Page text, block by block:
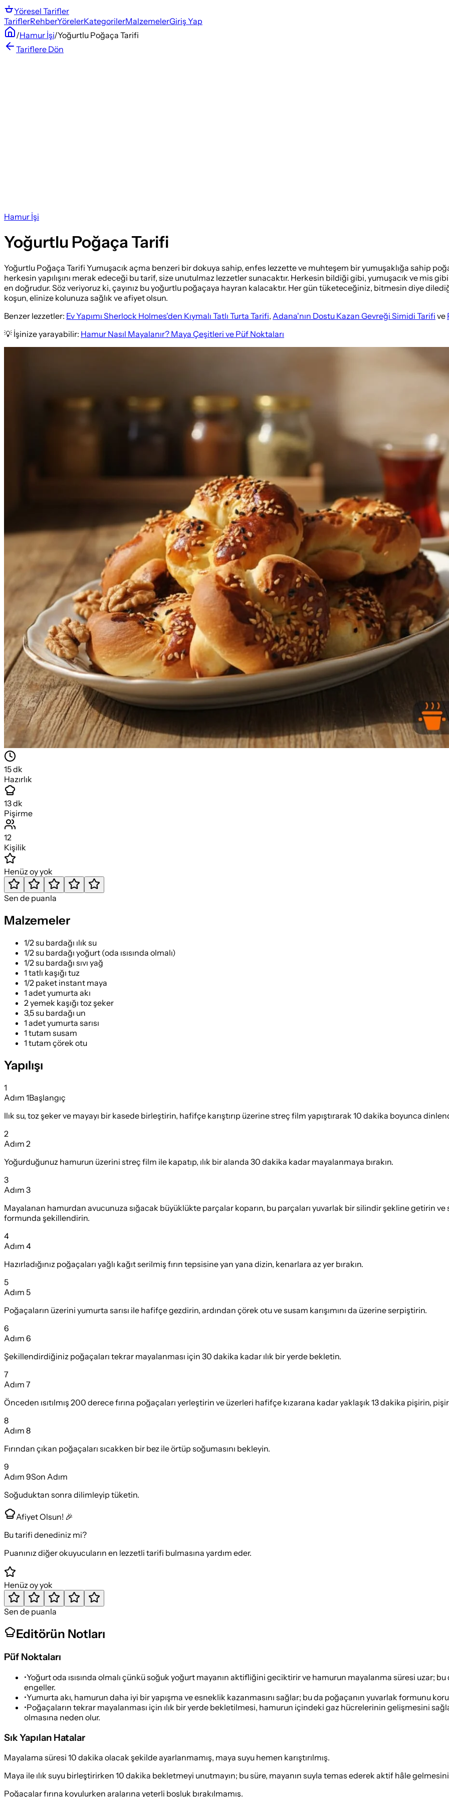
Yöresel Tarifler
TariflerRehberYörelerKategorilerMalzemelerGiriş Yap
/Hamur İşi/Yoğurtlu Poğaça Tarifi
Tariflere Dön
Hamur İşi
Yoğurtlu Poğaça Tarifi
Yoğurtlu Poğaça Tarifi Yumuşacık açma benzeri bir dokuya sahip, enfes lezzette ve muhteşem bir yumuşaklığa sahip
herkesin yapılışını merak edeceği bu tarif, size unutulmaz lezzetler sunacaktır. Herkesin bildiği gibi, yumuşacık ve mis
en doğrudur. Söz veriyoruz ki, çayınız bu yoğurtlu poğaçaya hayran kalacaktır. Her gün tüketeceğiniz, bitmesin diye
koşun, elinize kolunuza sağlık ve afiyet olsun.
Benzer lezzetler: Ev Yapımı Sherlock Holmes'den Kıymalı Tatlı Turta Tarifi, Adana'nın Dostu Kazan Gevreği Simidi Tarifi ve
💡 İşinize yarayabilir: Hamur Nasıl Mayalanır? Maya Çeşitleri ve Püf Noktaları
15dk
Hazırlık
13dk
Pişirme
12
Kişilik
Henüz oy yok
Sen de puanla
Malzemeler
1/2 su bardağı ılık su
1/2 su bardağı yoğurt (oda ısısında olmalı)
1/2 su bardağı sıvı yağ
1 tatlı kaşığı tuz
1/2 paket instant maya
1 adet yumurta akı
2 yemek kaşığı toz şeker
3,5 su bardağı un
1 adet yumurta sarısı
1 tutam susam
1 tutam çörek otu
Yapılışı
1
Adım 1Başlangıç
Ilık su, toz şeker ve mayayı bir kasede birleştirin, hafifçe karıştırıp üzerine streç film yapıştırarak 10 dakika boyunca
2
Adım 2
Yoğurduğunuz hamurun üzerini streç film ile kapatıp, ılık bir alanda 30 dakika kadar mayalanmaya bırakın.
3
Adım 3
Mayalanan hamurdan avucunuza sığacak büyüklükte parçalar koparın, bu parçaları yuvarlak bir silindir şekline getirin
formunda şekillendirin.
4
Adım 4
Hazırladığınız poğaçaları yağlı kağıt serilmiş fırın tepsisine yan yana dizin, kenarlara az yer bırakın.
5
Adım 5
Poğaçaların üzerini yumurta sarısı ile hafifçe gezdirin, ardından çörek otu ve susam karışımını da üzerine serpiştirin.
6
Adım 6
Şekillendirdiğiniz poğaçaları tekrar mayalanması için 30 dakika kadar ılık bir yerde bekletin.
7
Adım 7
Önceden ısıtılmış 200 derece fırına poğaçaları yerleştirin ve üzerleri hafifçe kızarana kadar yaklaşık 13 dakika pişirin,
8
Adım 8
Fırından çıkan poğaçaları sıcakken bir bez ile örtüp soğumasını bekleyin.
9
Adım 9Son Adım
Soğuduktan sonra dilimleyip tüketin.
Afiyet Olsun! 🎉
Bu tarifi denediniz mi?
Puanınız diğer okuyucuların en lezzetli tarifi bulmasına yardım eder.
Henüz oy yok
Sen de puanla
Editörün Notları
Püf Noktaları
•Yoğurt oda ısısında olmalı çünkü soğuk yoğurt mayanın aktifliğini geciktirir ve hamurun mayalanma süresi uzar;
engeller.
•Yumurta akı, hamurun daha iyi bir yapışma ve esneklik kazanmasını sağlar; bu da poğaçanın yuvarlak formunu
•Poğaçaların tekrar mayalanması için ılık bir yerde bekletilmesi, hamurun içindeki gaz hücrelerinin gelişmesini
olmasına neden olur.
Sık Yapılan Hatalar
Mayalama süresi 10 dakika olacak şekilde ayarlanmamış, maya suyu hemen karıştırılmış.
Maya ile ılık suyu birleştirirken 10 dakika bekletmeyi unutmayın; bu süre, mayanın suyla temas ederek aktif hâle
Poğaçalar fırına koyulurken aralarına yeterli boşluk bırakılmamış.